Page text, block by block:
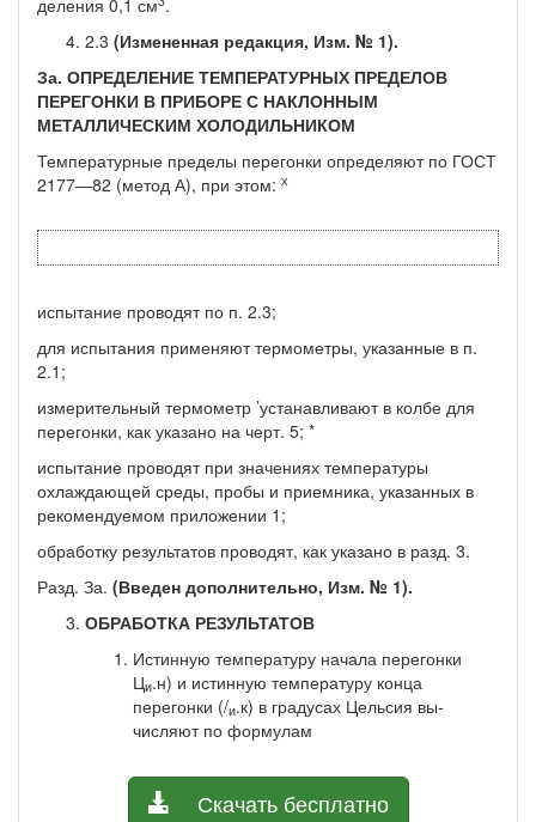
2.3 (Измененная редакция, Изм. № 1).
За. ОПРЕДЕЛЕНИЕ ТЕМПЕРАТУРНЫХ ПРЕДЕЛОВ
ПЕРЕГОНКИ В ПРИБОРЕ С НАКЛОННЫМ
МЕТАЛЛИЧЕСКИМ ХОЛОДИЛЬНИКОМ
Температурные пределы перегонки определяют по ГОСТ
2177—82 (метод А), при этом: х
испытание проводят по п. 2.3;
для испытания применяют термометры, указанные в п.
2.1;
измерительный термометр ’устанавливают в колбе для
пере­гонки, как указано на черт. 5; *
испытание проводят при значениях температуры
охлаждающей среды, пробы и приемника, указанных в
рекомендуемом прило­жении 1;
обработку результатов проводят, как указано в разд. 3.
Разд. За. (Введен дополнительно, Изм. № 1).
ОБРАБОТКА РЕЗУЛЬТАТОВ
Истинную температуру начала перегонки
Ци.н) и истин­ную температуру конца
перегонки (/и.к) в градусах Цельсия вы­
числяют по формулам
Скачать бесплатно